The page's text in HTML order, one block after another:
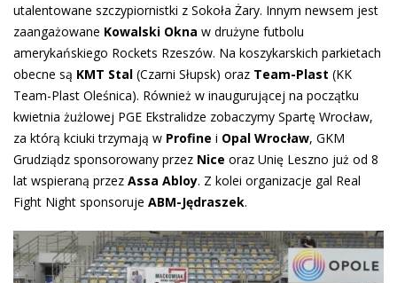
utalentowane szczypiornistki z Sokoła Żary. Innym newsem jest
zaangażowane Kowalski Okna w drużyne futbolu
amerykańskiego Rockets Rzeszów. Na koszykarskich parkietach
obecne są KMT Stal (Czarni Słupsk) oraz Team-Plast (KK
Team-Plast Oleśnica). Również w inaugurującej na początku
kwietnia żużlowej PGE Ekstralidze zobaczymy Spartę Wrocław,
za którą kciuki trzymają w Profine i Opal Wrocław, GKM
Grudziądz sponsorowany przez Nice oraz Unię Leszno już od 8
lat wspieraną przez Assa Abloy. Z kolei organizacje gal Real
Fight Night sponsoruje ABM-Jędraszek.